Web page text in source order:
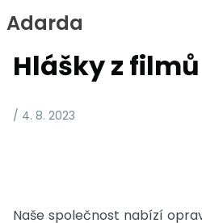
Skip
to
Content
Adarda
Hlášky z filmů
/ 4. 8. 2023
Naše společnost nabízí